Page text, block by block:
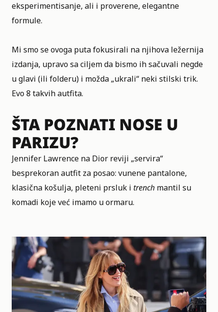
eksperimentisanje, ali i proverene, elegantne
formule.
Mi smo se ovoga puta fokusirali na njihova ležernija
izdanja, upravo sa ciljem da bismo ih sačuvali negde
u glavi (ili folderu) i možda „ukrali“ neki stilski trik.
Evo 8 takvih autfita.
ŠTA POZNATI NOSE U
PARIZU?
Jennifer Lawrence na Dior reviji „servira“
besprekoran autfit za posao: vunene pantalone,
klasična košulja, pleteni prsluk i trench mantil su
komadi koje već imamo u ormaru.